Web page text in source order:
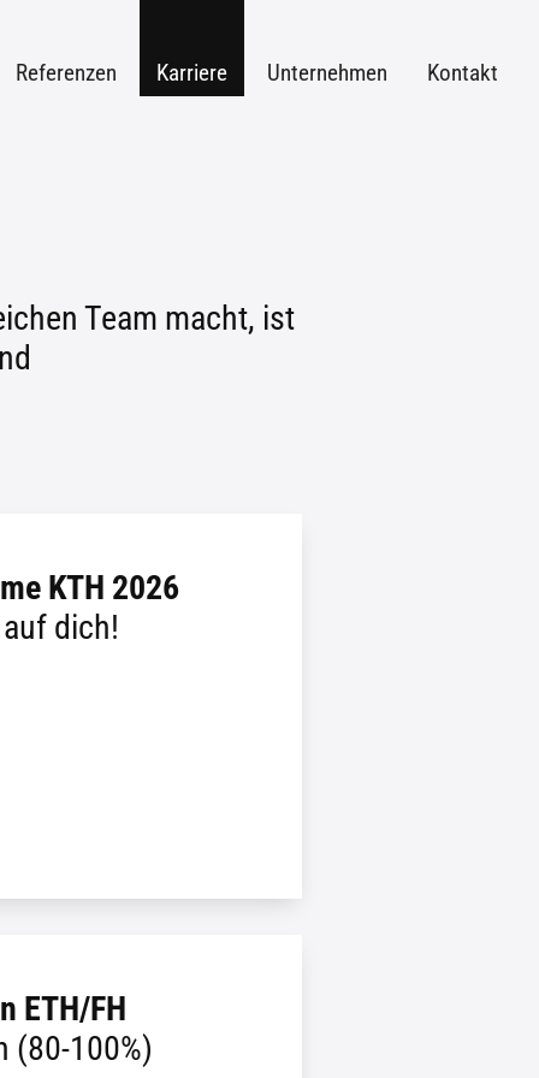
Referenzen Karriere Unternehmen Kontakt
Team macht, ist
KTH 2026
dich!
ETH/FH
(80-100%)